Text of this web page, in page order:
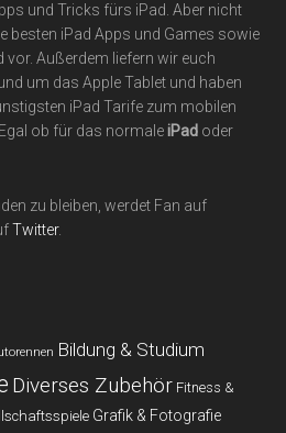
und Tricks fürs iPad. Aber nicht
besten iPad Apps und Games sowie
Außerdem liefern wir euch
um das Apple Tablet und haben
iPad Tarife zum mobilen
ob für das normaleiPad oder
zu bleiben, werdet Fan auf
Twitter.
Bildung & Studium
Diverses Zubehör Fitness &
Grafik & Fotografie